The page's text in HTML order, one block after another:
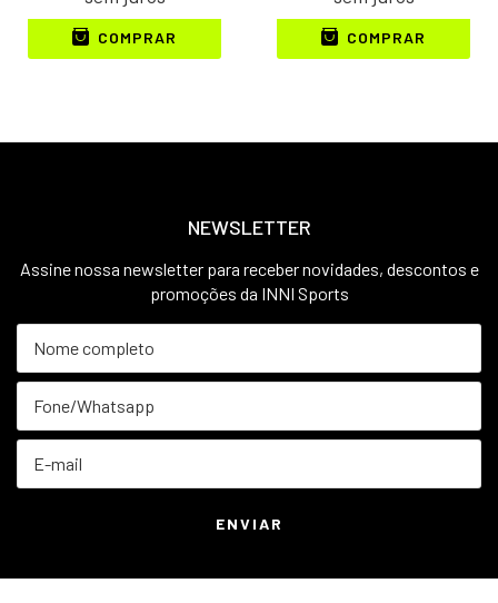
COMPRAR COMPRAR
NEWSLETTER
Assine nossa newsletter para receber novidades, descontos e
promoções da INNI Sports